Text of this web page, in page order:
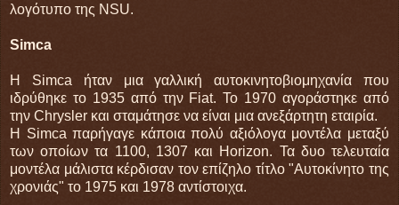
λογότυπο της NSU.
Simca
H Simca ήταν μια γαλλική αυτοκινητοβιομηχανία που
ιδρύθηκε το 1935 από την Fiat. To 1970 αγοράστηκε από
την Chrysler και σταμάτησε να είναι μια ανεξάρτητη εταιρία.
Η Simca παρήγαγε κάποια πολύ αξιόλογα μοντέλα μεταξύ
των οποίων τα 1100, 1307 και Horizon. Τα δυο τελευταία
μοντέλα μάλιστα κέρδισαν τον επίζηλο τίτλο "Αυτοκίνητο της
χρονιάς" το 1975 και 1978 αντίστοιχα.